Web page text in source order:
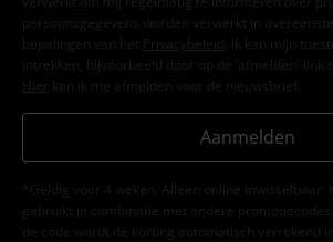
persoonsgegevens worden verwerkt in
bepalingen van het
Privacybeleid . Ik kan mijn
intrekken, bijvoorbeeld door op de ‘afmelden’-link
Hier kan ik me afmelden voor de nieuwsbrief.
Aanmelden
*Geldig voor 4 weken. Alleen online inwisselbaar.
gebruikt in combinatie met andere
de code wordt de korting automatisch verrekend